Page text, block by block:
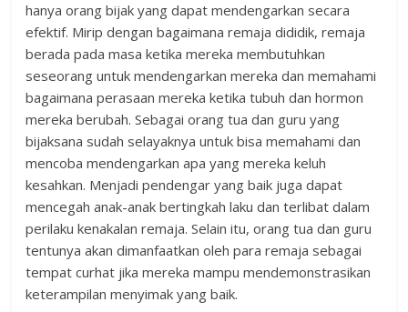
hanya orang bijak yang dapat mendengarkan secara
efektif. Mirip dengan bagaimana remaja dididik, remaja
berada pada masa ketika mereka membutuhkan
seseorang untuk mendengarkan mereka dan memahami
bagaimana perasaan mereka ketika tubuh dan hormon
mereka berubah. Sebagai orang tua dan guru yang
bijaksana sudah selayaknya untuk bisa memahami dan
mencoba mendengarkan apa yang mereka keluh
kesahkan. Menjadi pendengar yang baik juga dapat
mencegah anak-anak bertingkah laku dan terlibat dalam
perilaku kenakalan remaja. Selain itu, orang tua dan guru
tentunya akan dimanfaatkan oleh para remaja sebagai
tempat curhat jika mereka mampu mendemonstrasikan
keterampilan menyimak yang baik.